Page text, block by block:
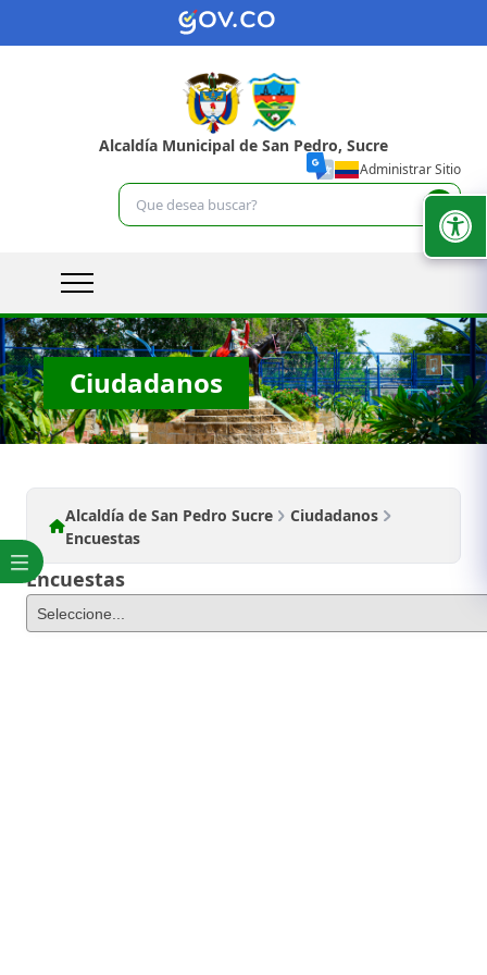
Alcaldía Municipal de San Pedro, Sucre
Administrar Sitio
Ciudadanos
Alcaldía de San Pedro Sucre
Ciudadanos
Encuestas
Encuestas